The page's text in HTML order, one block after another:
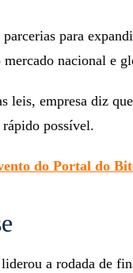
para
nacional e
leis, empresa diz
possível.
do Portal do
a rodada de